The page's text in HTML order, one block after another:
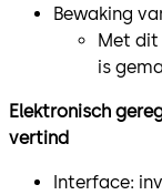
Bewaking
Met
is
Elektronisch
vertind
Interface: